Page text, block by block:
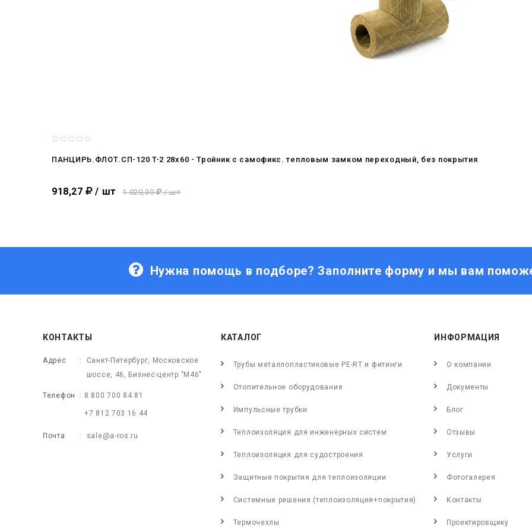
ПАНЦИРЬ.ФЛОТ.СП-120 T-2 28x60 - Тройник c самофикс. тепловым замком переходный, без покрытия
918,27 / шт 1 020,30 / шт
Нужна помощь в подборе? Заполните форму и мы вам
КОНТАКТЫ
Адрес
Санкт-Петербург, Московское
шоссе, 46, Бизнес-центр "М46"
Телефон 8 800 700 84 81
+7 812 703 16 44
Почта sale@a-ros.ru
КАТАЛОГ
Трубы металлопластиковые PE-RT и фитинги
Отопительное оборудование
Импульсные трубки
Теплоизоляция для инженерных систем
Теплоизоляция для судостроения
Защитные покрытия для теплоизоляции
Системные решения (теплоизоляция+покрытия)
Термочехлы
ИНФОРМАЦИЯ
О компании
Документы
Блог
Отзывы
Услуги
Фотогалерея
Контакты
Проектировщику